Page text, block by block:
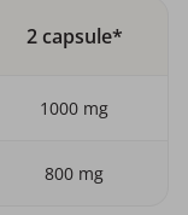
2 capsule*
1000 mg
800 mg